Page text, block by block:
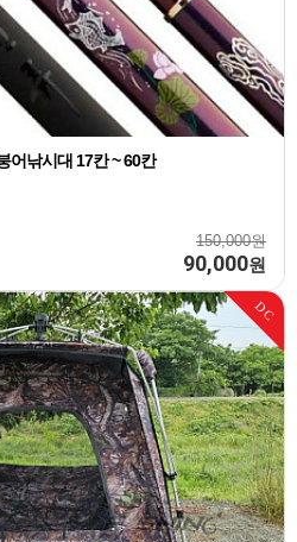
어낚시대 17칸 ~ 60칸
150,000원
90,000원
DC